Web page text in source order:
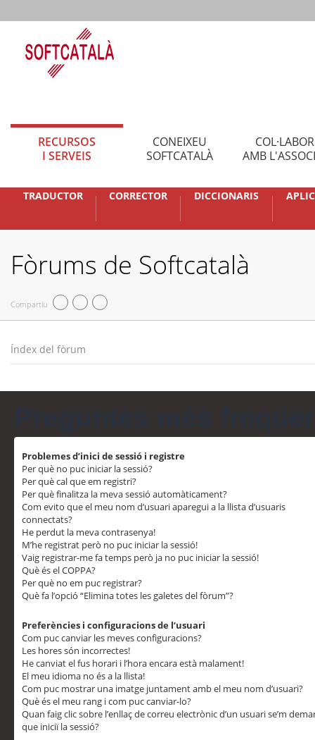
RECURSOS
I SERVEIS
CONEIXEU
SOFTCATALÀ
AMB
TRADUCTOR CORRECTOR DICCIONARIS
Fòrums de Softcatalà
Compartiu
Índex del fòrum
Problemes d’inici de sessió i registre
Per què no puc iniciar la sessió?
Per què cal que em registri?
Per què finalitza la meva sessió automàticament?
Com evito que el meu nom d’usuari aparegui a la llista d’usuaris
connectats?
He perdut la meva contrasenya!
M’he registrat però no puc iniciar la sessió!
Vaig registrar-me fa temps però ja no puc iniciar la sessió!
Què és el COPPA?
Per què no em puc registrar?
Què fa l’opció “Elimina totes les galetes del fòrum”?
Preferències i configuracions de l’usuari
Com puc canviar les meves configuracions?
Les hores són incorrectes!
He canviat el fus horari i l’hora encara està malament!
El meu idioma no és a la llista!
Com puc mostrar una imatge juntament amb el meu nom d’usuari?
Què és el meu rang i com puc canviar-lo?
Quan faig clic sobre l’enllaç de correu electrònic d’un usuari se’m
que iniciï la sessió?